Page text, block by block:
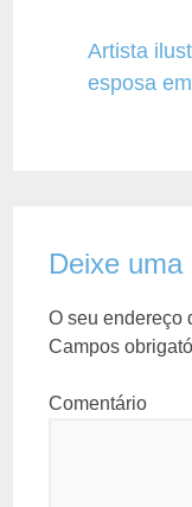
Artista
esposa
Deixe
O seu endereço
Campos
Comentário